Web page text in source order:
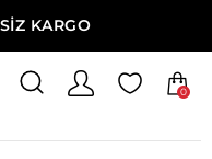
KARGO
0
Erkek Ev Giyim